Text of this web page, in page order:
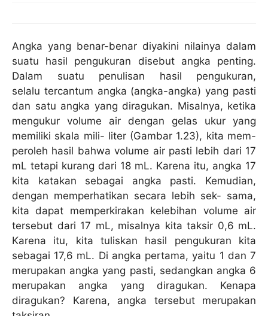
Angka yang benar-benar diyakini nilainya dalam
suatu hasil pengukuran disebut angka penting.
Dalam suatu penulisan hasil pengukuran,
selalu tercantum angka (angka-angka) yang pasti
dan satu angka yang diragukan. Misalnya, ketika
mengukur volume air dengan gelas ukur yang
memiliki skala mili- liter (Gambar 1.23), kita mem-
peroleh hasil bahwa volume air pasti lebih dari 17
mL tetapi kurang dari 18 mL. Karena itu, angka 17
kita katakan sebagai angka pasti. Kemudian,
dengan memperhatikan secara lebih sek- sama,
kita dapat memperkirakan kelebihan volume air
tersebut dari 17 mL, misalnya kita taksir 0,6 mL.
Karena itu, kita tuliskan hasil pengukuran kita
sebagai 17,6 mL. Di angka pertama, yaitu 1 dan 7
merupakan angka yang pasti, sedangkan angka 6
merupakan angka yang diragukan. Kenapa
diragukan? Karena, angka tersebut merupakan